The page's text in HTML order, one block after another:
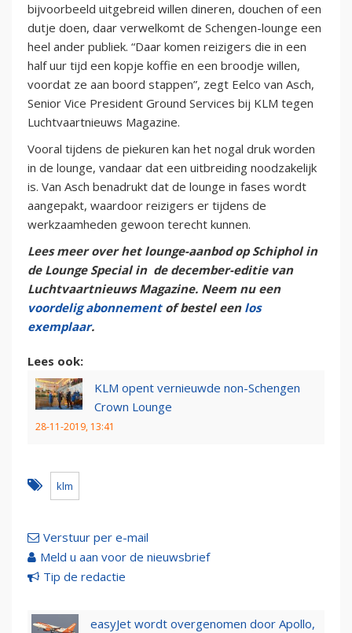
bijvoorbeeld uitgebreid willen dineren, douchen of een
dutje doen, daar verwelkomt de Schengen-lounge een
heel ander publiek. “Daar komen reizigers die in een
half uur tijd een kopje koffie en een broodje willen,
voordat ze aan boord stappen”, zegt Eelco van Asch,
Senior Vice President Ground Services bij KLM tegen
Luchtvaartnieuws Magazine.
Vooral tijdens de piekuren kan het nogal druk worden
in de lounge, vandaar dat een uitbreiding noodzakelijk
is. Van Asch benadrukt dat de lounge in fases wordt
aangepakt, waardoor reizigers er tijdens de
werkzaamheden gewoon terecht kunnen.
Lees meer over het lounge-aanbod op Schiphol in
de Lounge Special in de december-editie van
Luchtvaartnieuws Magazine. Neem nu een
voordelig abonnementof bestel een los
exemplaar.
Lees ook:
KLM opent vernieuwde non-Schengen
Crown Lounge
28-11-2019, 13:41
klm
Verstuur per e-mail
Meld u aan voor de nieuwsbrief
Tip de redactie
easyJet wordt overgenomen door Apollo,